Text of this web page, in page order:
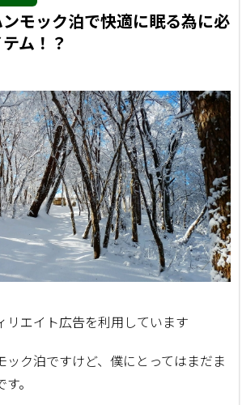
モック泊で快適に眠る為に必
ム！？
エイト広告を利用しています
ック泊ですけど、僕にとってはまだま
。